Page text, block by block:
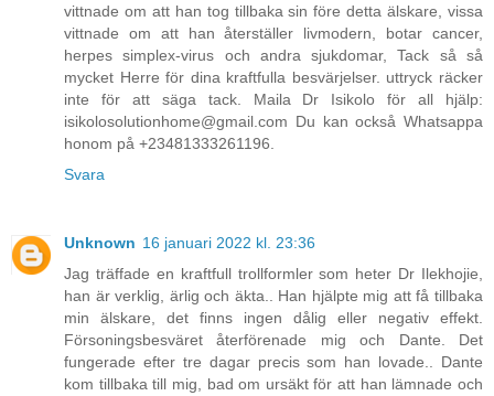
vittnade om att han tog tillbaka sin före detta älskare, vissa
vittnade om att han återställer livmodern, botar cancer,
herpes simplex-virus och andra sjukdomar, Tack så så
mycket Herre för dina kraftfulla besvärjelser. uttryck räcker
inte för att säga tack. Maila Dr Isikolo för all hjälp:
isikolosolutionhome@gmail.com Du kan också Whatsappa
honom på +23481333261196.
Svara
Unknown 16 januari 2022 kl. 23:36
Jag träffade en kraftfull trollformler som heter Dr Ilekhojie,
han är verklig, ärlig och äkta.. Han hjälpte mig att få tillbaka
min älskare, det finns ingen dålig eller negativ effekt.
Försoningsbesväret återförenade mig och Dante. Det
fungerade efter tre dagar precis som han lovade.. Dante
kom tillbaka till mig, bad om ursäkt för att han lämnade och